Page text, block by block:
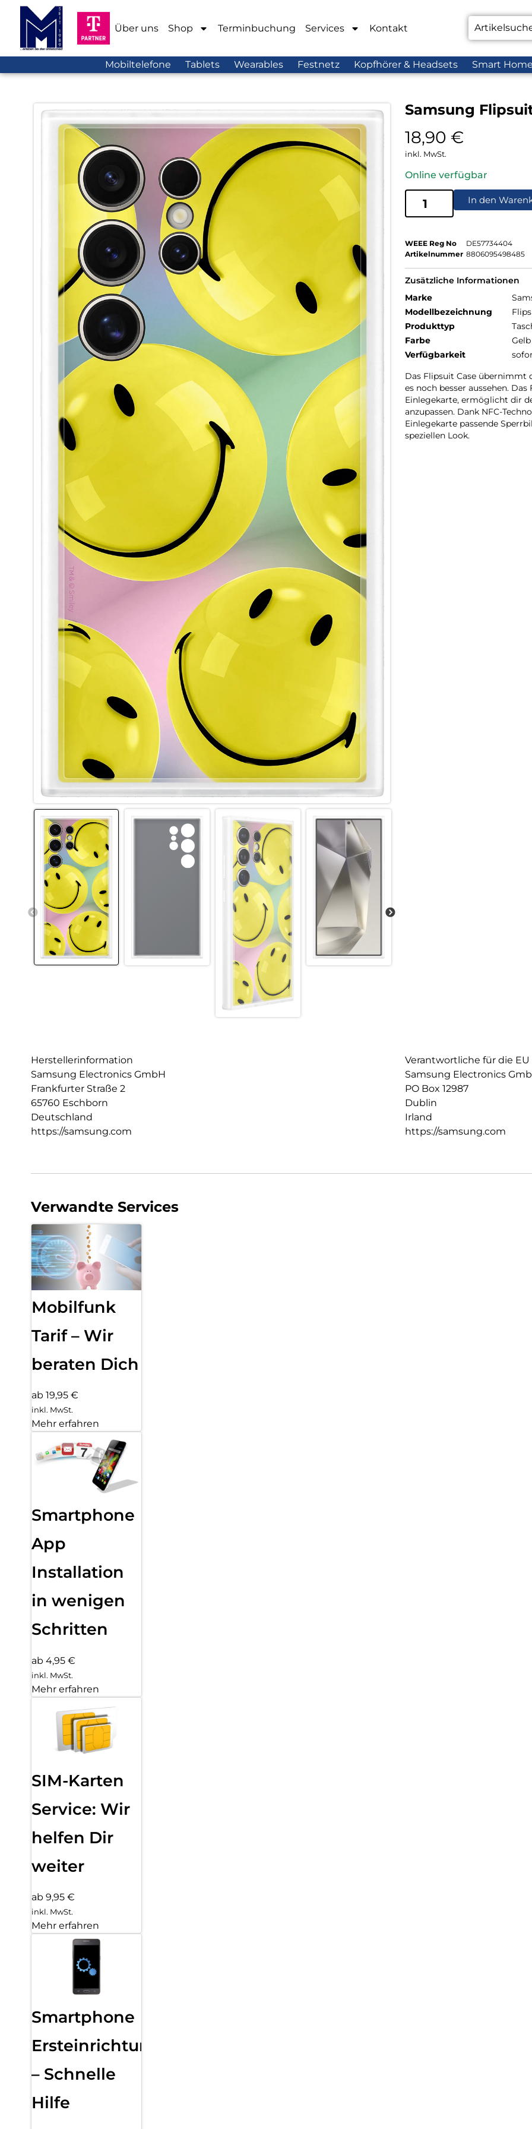
Über uns Shop Terminbuchung Services Kontakt
Mobiltelefone Tablets Wearables Festnetz Kopfhörer & Headsets Smart
Samsung
18,90 €
inkl. MwSt.
Online verfügbar
In den
WEEE Reg No
DE57734404
Artikelnummer 8806095498485
Zusätzliche Informationen
Marke
Modellbezeichnung
Produkttyp
Farbe
Gelb
Verfügbarkeit
Das Flipsuit Case übernimmt
es noch besser aussehen.
Einlegekarte, ermöglicht dir
anzupassen. Dank NFC-
Einlegekarte passende
speziellen Look.
Herstellerinformation
Samsung Electronics GmbH
Frankfurter Straße 2
65760 Eschborn
Deutschland
https://samsung.com
Verantwortliche für die EU
Samsung Electronics
PO Box 12987
Dublin
Irland
https://samsung.com
Verwandte Services
Mobilfunk
Tarif – Wir
beraten Dich
ab 19,95 €
inkl. MwSt.
Mehr erfahren
Smartphone
App
Installation
in wenigen
Schritten
ab 4,95 €
inkl. MwSt.
Mehr erfahren
SIM-Karten
Service: Wir
helfen Dir
weiter
ab 9,95 €
inkl. MwSt.
Mehr erfahren
Smartphone
Ersteinrichtung
– Schnelle
Hilfe